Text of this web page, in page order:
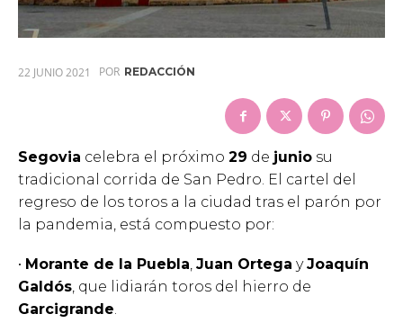
22 JUNIO 2021 POR REDACCIÓN
Segovia celebra el próximo 29 de junio su
tradicional corrida de San Pedro. El cartel del
regreso de los toros a la ciudad tras el parón por
la pandemia, está compuesto por:
• Morante de la Puebla Juan Ortega yJoaquín
Galdós , que lidiarán toros del hierro de
Garcigrande